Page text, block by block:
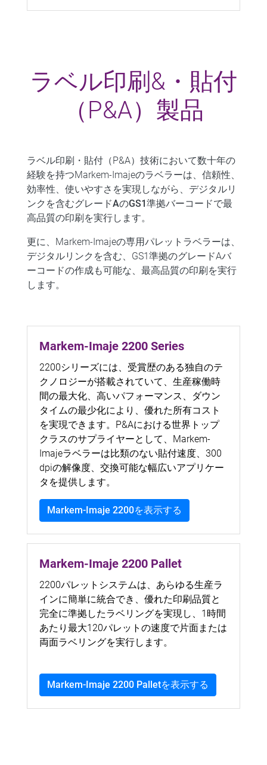
ラベル印刷&・貼付
（P&A）製品
ラベル印刷・貼付（P&A）技術において数十年の
経験を持つMarkem-Imajeのラベラーは、信頼性、
効率性、使いやすさを実現しながら、デジタルリ
ンクを含むグレードAのGS1準拠バーコードで最
高品質の印刷を実行します。
更に、Markem-Imajeの専用パレットラベラーは、
デジタルリンクを含む、GS1準拠のグレードAバ
ーコードの作成も可能な、最高品質の印刷を実行
します。
Markem-Imaje 2200 Series
2200シリーズには、受賞歴のある独自のテ
クノロジーが搭載されていて、生産稼働時
間の最大化、高いパフォーマンス、ダウン
タイムの最少化により、優れた所有コスト
を実現できます。P&Aにおける世界トップ
クラスのサプライヤーとして、Markem-
Imajeラベラーは比類のない貼付速度、300
dpiの解像度、交換可能な幅広いアプリケー
タを提供します。
Markem-Imaje 2200を表示する
Markem-Imaje 2200 Pallet
2200パレットシステムは、あらゆる生産ラ
インに簡単に統合でき、優れた印刷品質と
完全に準拠したラベリングを実現し、1時間
あたり最大120パレットの速度で片面または
両面ラベリングを実行します。
Markem-Imaje 2200 Palletを表示する